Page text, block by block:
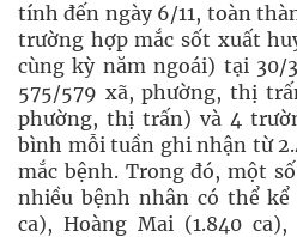
tính đến ngày 6/11, toàn
trường hợp mắc sốt xuất
cùng kỳ năm ngoái) tại 30/
575/579 xã, phường, thị
phường, thị trấn) và 4
bình mỗi tuần ghi nhận từ
mắc bệnh. Trong đó, một
nhiều bệnh nhân có thể kể
ca), Hoàng Mai (1.840 ca),